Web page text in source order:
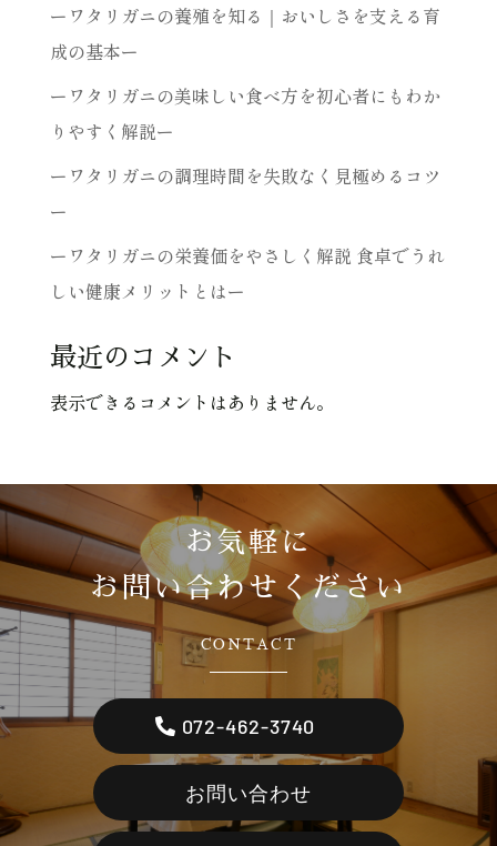
ーワタリガニの養殖を知る｜おいしさを支える育
成の基本ー
ーワタリガニの美味しい食べ方を初心者にもわか
りやすく解説ー
ーワタリガニの調理時間を失敗なく見極めるコツ
ー
ーワタリガニの栄養価をやさしく解説 食卓でうれ
しい健康メリットとはー
最近のコメント
表示できるコメントはありません。
お気軽に
お問い合わせください
CONTACT
072-462-3740
お問い合わせ